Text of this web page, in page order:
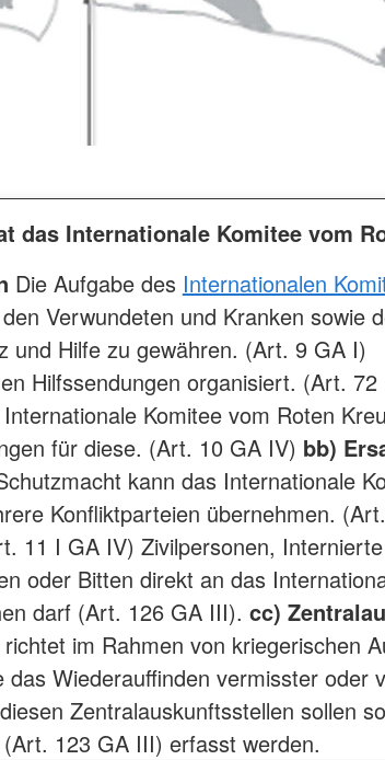
das Internationale Komitee vom
Die Aufgabe des Internationalen
Verwundeten und Kranken sowie
und Hilfe zu gewähren. (Art. 9 GA I)
Hilfssendungen organisiert. (Art.
Komitee vom Roten
für diese. (Art. 10 GA IV) bb)
kann das Internationale
Konfliktparteien übernehmen.
11 I GA IV) Zivilpersonen,
oder Bitten direkt an das
darf (Art. 126 GA III). cc)
im Rahmen von kriegerischen
Wiederauffinden vermisster oder
Zentralauskunftsstellen sollen
123 GA III) erfasst werden.